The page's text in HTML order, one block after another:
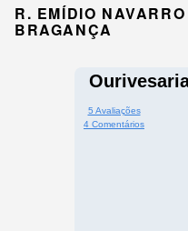
R. EMÍDIO
BRAGANÇA
5 Avaliações
4 Comentários